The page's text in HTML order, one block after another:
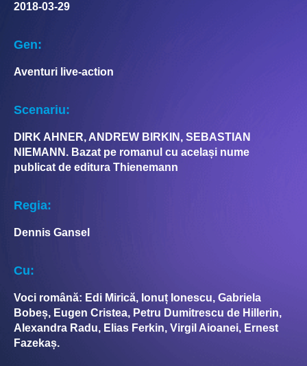
2018-03-29
Gen:
Aventuri live-action
Scenariu:
DIRK AHNER, ANDREW BIRKIN, SEBASTIAN
NIEMANN. Bazat pe romanul cu același nume
publicat de editura Thienemann
Regia:
Dennis Gansel
Cu:
Voci română: Edi Mirică, Ionuț Ionescu, Gabriela
Bobeș, Eugen Cristea, Petru Dumitrescu de Hillerin,
Alexandra Radu, Elias Ferkin, Virgil Aioanei, Ernest
Fazekaș.